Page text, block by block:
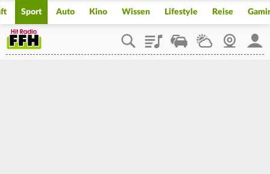
Sport Auto Kino Wissen Lifestyle Reise
PlaylistStaupilotWetterWebcam